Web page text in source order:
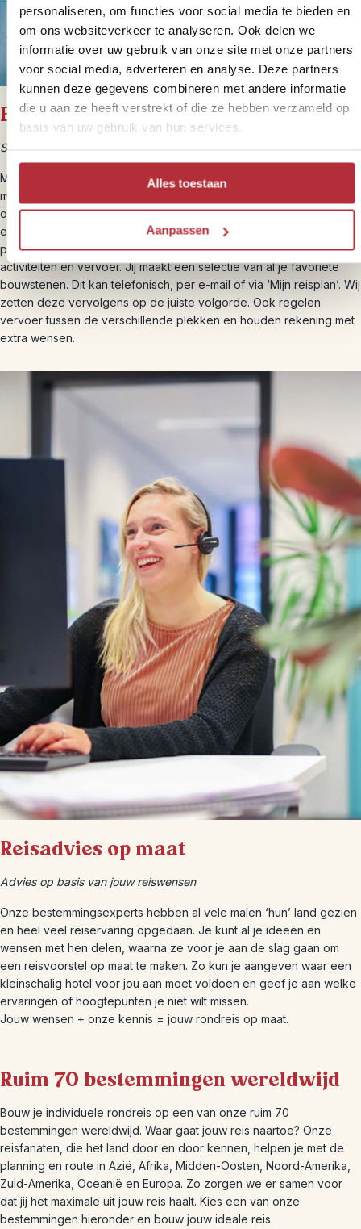
personaliseren, om functies voor social media te bieden en
om ons websiteverkeer te analyseren. Ook delen we
informatie over uw gebruik van onze site met onze partners
voor social media, adverteren en analyse. Deze partners
kunnen deze gegevens combineren met andere informatie
die u aan ze heeft verstrekt of die ze hebben verzameld op
basis van uw gebruik van hun services.
Alles toestaan
Aanpassen
Bouwstenen
Stel zelf je reis samen
Met onze eigen reiservaring hebben we op iedere bestemming de
mooiste kleinschalige hotels gevonden en leuke excursies
ontwikkeld waarbij je echt de sfeer van het land proeft. Al deze
ervaringen vind je terug in onze zogeheten ‘bouwstenen’: een
pakket van een aantal overnachtingen, een of meerdere
activiteiten en vervoer. Jij maakt een selectie van al je favoriete
bouwstenen. Dit kan telefonisch, per e-mail of via ‘Mijn reisplan’. Wij
zetten deze vervolgens op de juiste volgorde. Ook regelen
vervoer tussen de verschillende plekken en houden rekening met
extra wensen.
Reisadvies op maat
Advies op basis van jouw reiswensen
Onze bestemmingsexperts hebben al vele malen ‘hun’ land gezien
en heel veel reiservaring opgedaan. Je kunt al je ideeën en
wensen met hen delen, waarna ze voor je aan de slag gaan om
een reisvoorstel op maat te maken. Zo kun je aangeven waar een
kleinschalig hotel voor jou aan moet voldoen en geef je aan welke
ervaringen of hoogtepunten je niet wilt missen.
Jouw wensen + onze kennis = jouw rondreis op maat.
Ruim 70 bestemmingen wereldwijd
Bouw je individuele rondreis op een van onze ruim 70
bestemmingen wereldwijd. Waar gaat jouw reis naartoe? Onze
reisfanaten, die het land door en door kennen, helpen je met de
planning en route in Azië, Afrika, Midden-Oosten, Noord-Amerika,
Zuid-Amerika, Oceanië en Europa. Zo zorgen we er samen voor
dat jij het maximale uit jouw reis haalt. Kies een van onze
bestemmingen hieronder en bouw jouw ideale reis.